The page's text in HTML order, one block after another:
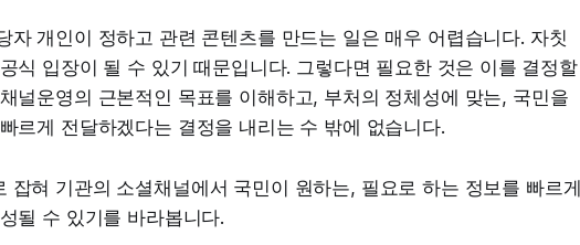
자 개인이 정하고 관련 콘텐츠를 만드는 일은 매우 어렵습니다. 자칫
식 입장이 될 수 있기 때문입니다. 그렇다면 필요한 것은 이를 결정할
널운영의 근본적인 목표를 이해하고, 부처의 정체성에 맞는, 국민을
르게 전달하겠다는 결정을 내리는 수 밖에 없습니다.
잡혀 기관의 소셜채널에서 국민이 원하는, 필요로 하는 정보를 빠르게
될 수 있기를 바라봅니다.